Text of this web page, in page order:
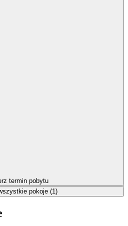
termin pobytu
pokoje (1)